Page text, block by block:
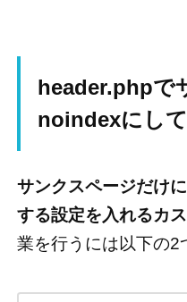
header.phpで
noindexにして
サンクスページだけ
する設定を入れるカ
業を行うには以下の2